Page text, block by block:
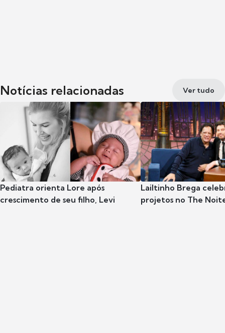
Notícias relacionadas Ver tudo
Pediatra orienta Lore após
crescimento de seu filho, Levi
Lailtinho Brega
projetos no The